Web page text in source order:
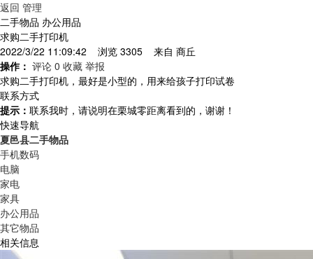
返回 管理
二手物品 办公用品
求购二手打印机
2022/3/22 11:09:42 浏览 3305 来自 商丘
操作： 评论 0 收藏 举报
求购二手打印机，最好是小型的，用来给孩子打印试卷
联系方式
提示： 联系我时，请说明在栗城零距离看到的，谢谢！
快速导航
夏邑县二手物品
手机数码
电脑
家电
家具
办公用品
其它物品
相关信息